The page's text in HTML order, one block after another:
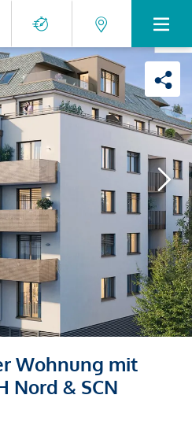
Wohnung mit
Nord & SCN